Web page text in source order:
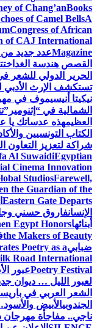
of Chang’anBooks
of Camel BellsA
Congress of African
of CAJ International
Magazineعدد جديد من
القصص هندسة الغد
الحرير الدولي للشعر
تستكشف الإرث الأدبي
نيكيتا أنيسيموف في
الشمالية في “إثنومير”
العظيمهذه عدساتك يا
الكتاب التونسيين
شراكة لتعزيز التعاون
Al SuwaidiEgyptian
Cinema Innovation
StudiosFarewell,
the Guardian of the
Eastern Gate Departs
الإنسانفاروق حسني
أبنائهاEgypt Honors
the Makers of Beauty
ضبابيPoetry as a
Road International
Poetry Festivalعبور
لعبور الليل … ديوان
الشعر العربي في باريس
الجندوبيالأبيض
ناجي.. مفاجأة مهرجان